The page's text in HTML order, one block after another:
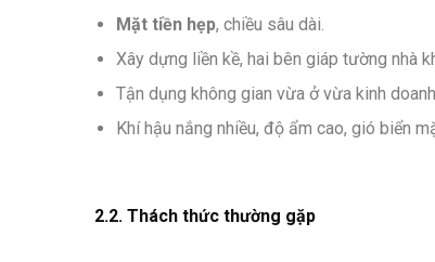
Mặt tiền hẹp, chiều sâu dài.
Xây dựng liền kề, hai bên giáp tường nhà
Tận dụng không gian vừa ở vừa kinh
Khí hậu nắng nhiều, độ ẩm cao, gió biển
2.2. Thách thức thường gặp